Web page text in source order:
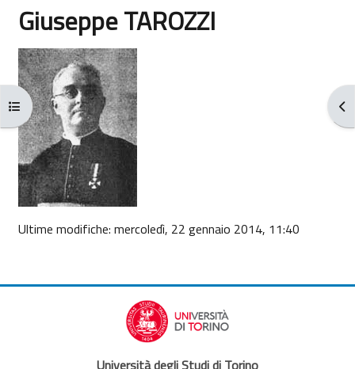
Apri indice del corso
Giuseppe TAROZZI
Aggregazione dei criteri
Ultime modifiche: mercoledì, 22 gennaio 2014, 11:40
Università degli Studi di Torino